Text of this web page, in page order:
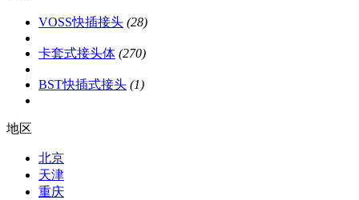
VOSS快插接头 (28)
卡套式接头体 (270)
BST快插式接头 (1)
地区
北京
天津
重庆